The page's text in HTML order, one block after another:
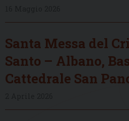
Santa Messa del
Santo – Albano,
Cattedrale San